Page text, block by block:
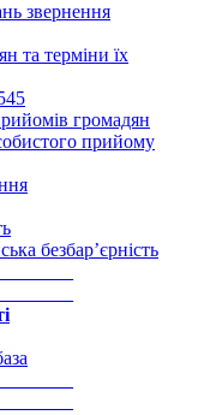
звернення
та терміни їх
громадян
прийому
безбар’єрність